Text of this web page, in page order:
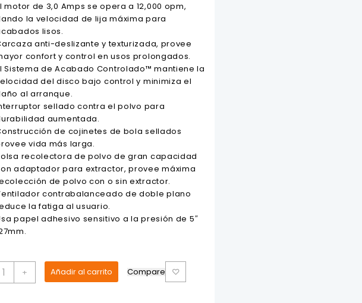
era:
$115.00.
es:
$110.89.
motor de 3,0 Amps se opera a 12,000 opm,
la velocidad de lija máxima para
lisos.
anti-deslizante y texturizada, provee
confort y control en usos prolongados.
Sistema de Acabado Controlado™ mantiene la
del disco bajo control y minimiza el
al arranque.
sellado contra el polvo para
aumentada.
de cojinetes de bola sellados
vida más larga.
recolectora de polvo de gran capacidad
adaptador para extractor, provee máxima
de polvo con o sin extractor.
contrabalanceado de doble plano
la fatiga al usuario.
papel adhesivo sensitivo a la presión de 5″
+ Añadir al carrito Compare